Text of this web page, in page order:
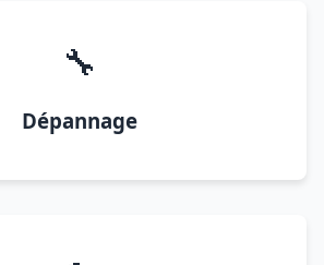
🔧
Dépannage